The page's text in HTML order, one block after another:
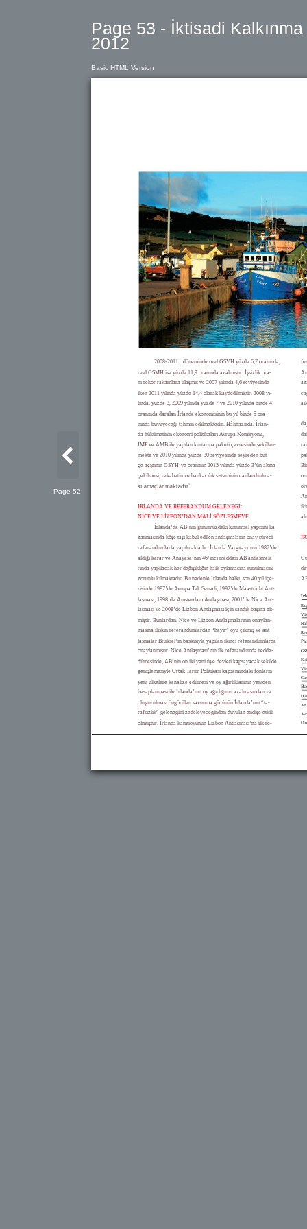
Page 53 - İktisadi
2012
Basic HTML Version
2008-2011
döneminde reel GSYH yüzde 6,7 oranında,
reel GSMH ise yüzde 11,9 oranında azalmıştır. İşsizlik ora-
nı rekor rakamlara ulaşmış ve 2007 yılında 4,6 seviyesinde
iken 2011 yılında yüzde 14,4 olarak kaydedilmiştir. 2008 yı-
lında, yüzde 3, 2009 yılında yüzde 7 ve 2010 yılında binde 4
oranında daralan İrlanda ekonomisinin bu yıl binde 5 ora-
nında büyüyeceği tahmin edilmektedir. Hâlihazırda, İrlan-
da hükümetinin ekonomi politikaları Avrupa Komisyonu,
IMF ve AMB ile yapılan kurtarma paketi çevresinde şekillen-
mekte ve 2010 yılında yüzde 30 seviyesinde seyreden büt-
çe açığının GSYH’ye oranının 2015 yılında yüzde 3’ün altına
çekilmesi, rekabetin ve bankacılık sisteminin canlandırılma-
sı amaçlanmaktadır5.
İRLANDA VE REFERANDUM GELENEĞİ:
NİCE VE LİZBON’DAN MALİ SÖZLEŞMEYE
İrlanda’da AB’nin günümüzdeki kurumsal yapısını ka-
zanmasında köşe taşı kabul edilen antlaşmaların onay süreci
referandumlarla yapılmaktadır. İrlanda Yargıtayı’nın 1987’de
aldığı karar ve Anayasa’nın 46’ıncı maddesi AB antlaşmala-
rında yapılacak her değişikliğin halk oylamasına sunulmasını
zorunlu kılmaktadır. Bu nedenle İrlanda halkı, son 40 yıl içe-
risinde 1987’de Avrupa Tek Senedi, 1992’de Maastricht Ant-
laşması, 1998’de Amsterdam Antlaşması, 2001’de Nice Ant-
laşması ve 2008’de Lizbon Antlaşması için sandık başına git-
miştir. Bunlardan, Nice ve Lizbon Antlaşmalarının onaylan-
masına ilişkin referandumlardan “hayır” oyu çıkmış ve ant-
laşmalar Brüksel’in baskısıyla yapılan ikinci referandumlarda
onaylanmıştır. Nice Antlaşması’nın ilk referandumda redde-
dilmesinde, AB’nin on iki yeni üye devleti kapsayacak şekilde
genişlemesiyle Ortak Tarım Politikası kapsamındaki fonların
yeni ülkelere kanalize edilmesi ve oy ağırlıklarının yeniden
hesaplanması ile İrlanda’nın oy ağırlığının azalmasından ve
oluşturulması öngörülen savunma gücünün İrlanda’nın “ta-
rafsızlık” geleneğini zedeleyeceğinden duyulan endişe etkili
olmuştur. İrlanda kamuoyunun Lizbon Antlaşması’na ilk re-
Page 52